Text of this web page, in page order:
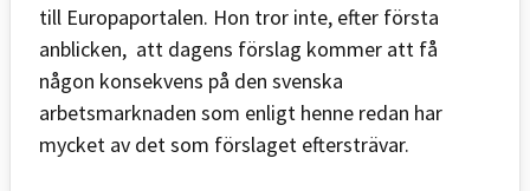
till Europaportalen. Hon tror inte, efter första
anblicken, att dagens förslag kommer att få
någon konsekvens på den svenska
arbetsmarknaden som enligt henne redan har
mycket av det som förslaget eftersträvar.